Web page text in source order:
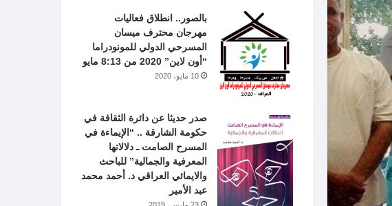
بالصور.. انطلاق فعاليات
مهرجان محترف ميسان
المسرحي الدولي للمونودراما
“أون لاين” 2020 من 8:13 مايو
10 مايو، 2020
صدر حديثا عن دائرة الثقافة في
حكومة الشارقة .. “الإيماءة في
المسرح الصامت ـ دلالاتها
المعرفية والجمالية” للباحث
والايمائي العراقي د. أحمد محمد
عبد الأمير